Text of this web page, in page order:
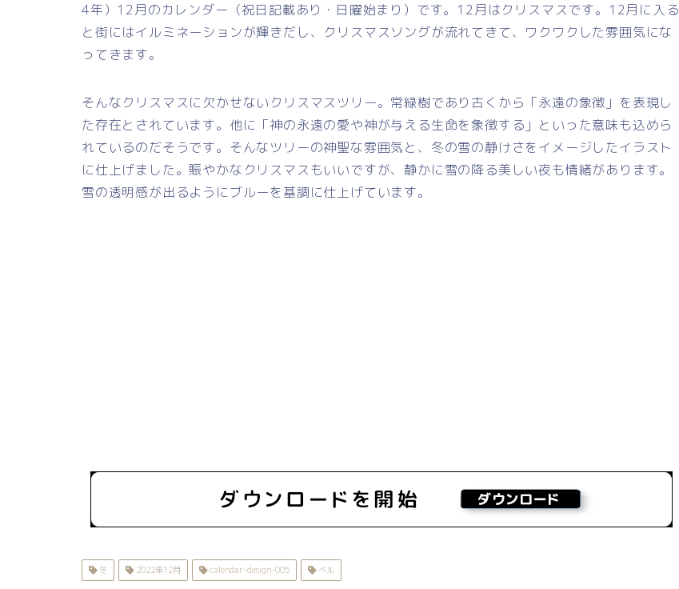
4年）12月のカレンダー（祝日記載あり・日曜始まり）です。12月はクリスマスです。12月に入る
と街にはイルミネーションが輝きだし、クリスマスソングが流れてきて、ワクワクした雰囲気にな
ってきます。
そんなクリスマスに欠かせないクリスマスツリー。常緑樹であり古くから「永遠の象徴」を表現し
た存在とされています。他に「神の永遠の愛や神が与える生命を象徴する」といった意味も込めら
れているのだそうです。そんなツリーの神聖な雰囲気と、冬の雪の静けさをイメージしたイラスト
に仕上げました。賑やかなクリスマスもいいですが、静かに雪の降る美しい夜も情緒があります。
雪の透明感が出るようにブルーを基調に仕上げています。
冬 2022年12月 calendar-design-005 ベル